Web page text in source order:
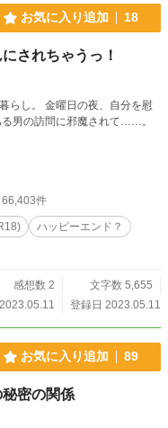
お気に入り追加 18
されちゃうっ！
らし。 金曜日の夜、自分を慰
男の訪問に邪魔されて……。
66,403件
ハッピーエンド？
感想数 2
文字数 5,655
登録日 2023.05.11
お気に入り追加 89
密の関係